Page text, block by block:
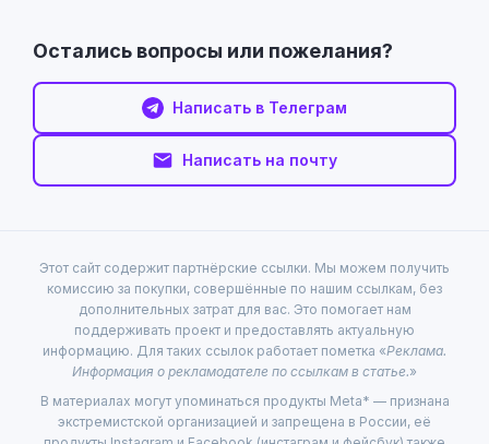
Остались вопросы или пожелания?
Написать в Телеграм
Написать на почту
Этот сайт содержит партнёрские ссылки. Мы можем получить
комиссию за покупки, совершённые по нашим ссылкам, без
дополнительных затрат для вас. Это помогает нам
поддерживать проект и предоставлять актуальную
информацию. Для таких ссылок работает пометка «Реклама.
Информация о рекламодателе по ссылкам в статье.»
В материалах могут упоминаться продукты Meta* — признана
экстремистской организацией и запрещена в России, её